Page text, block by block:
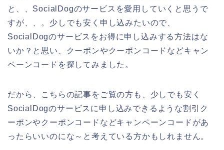
と、、SocialDogのサービスを愛用していくと思うで
すが、、。少しでも安く申し込みたいので、
SocialDogのサービスをお得に申し込みする方法はな
いか？と思い、クーポンやクーポンコードなどキャン
ペーンコードを探してみました。
だから、こちらの記事をご覧の方も、少しでも安く
SocialDogのサービスに申し込みできるような割引ク
ーポンやクーポンコードなどキャンペーンコードがあ
ったらいいのにな～と考えている方かもしれません。